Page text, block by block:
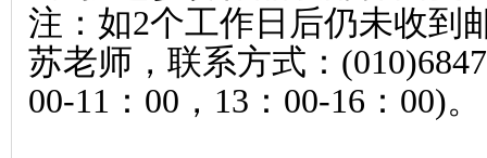
注：如2个工作日后仍未收到
苏老师，联系方式：
00-11：00，13：00-16：00)。